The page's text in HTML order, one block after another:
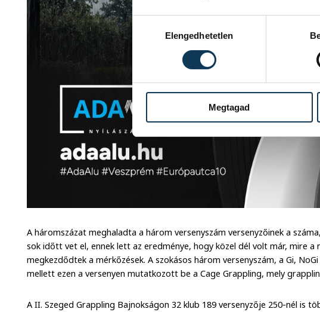
Hozzájárulás kiválasztása
Elengedhetetlen
Megtagad
A háromszázat meghaladta a három versenyszám versenyzőinek a
sok időtt vet el, ennek lett az eredménye, hogy közel dél volt már, mire a
megkezdődtek a mérkőzések. A szokásos három versenyszám, a Gi,
mellett ezen a versenyen mutatkozott be a Cage Grappling, mely
A II. Szeged Grappling Bajnokságon 32 klub 189 versenyzője 250-nél is